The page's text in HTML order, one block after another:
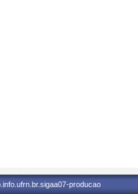
producao